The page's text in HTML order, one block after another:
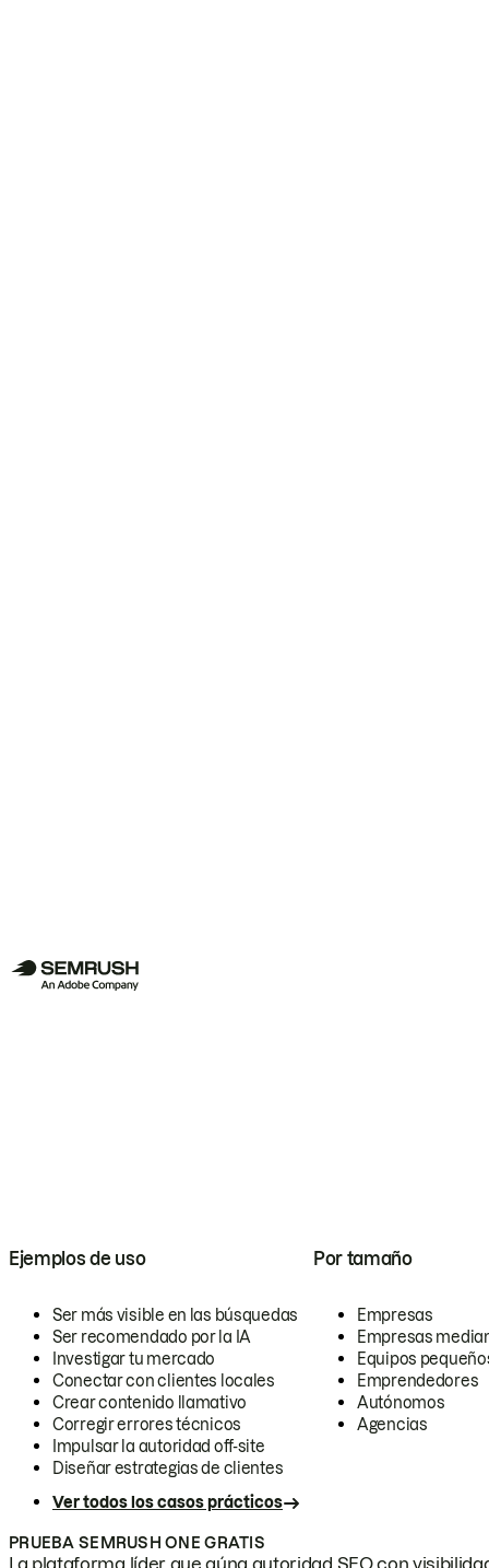
Ejemplos de uso
Ser más visible en las búsquedas
Ser recomendado por la IA
Investigar tu mercado
Conectar con clientes locales
Crear contenido llamativo
Corregir errores técnicos
Impulsar la autoridad off-site
Diseñar estrategias de clientes
Ver todos los casos prácticos
Por tamaño
Empresas
Empresas
Equipos
Emprendedores
Autónomos
Agencias
PRUEBA SEMRUSH ONE GRATIS
La plataforma líder que aúna autoridad SEO con